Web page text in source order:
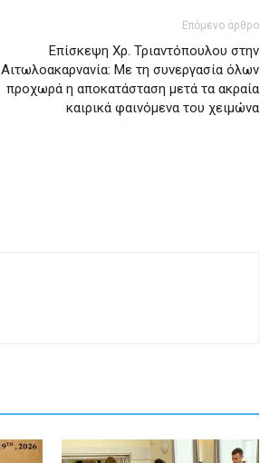
Επόμενο άρθρο
Επίσκεψη Χρ. Τριαντόπουλου στην
Αιτωλοακαρνανία: Με τη συνεργασία όλων
προχωρά η αποκατάσταση μετά τα ακραία
καιρικά φαινόμενα του χειμώνα